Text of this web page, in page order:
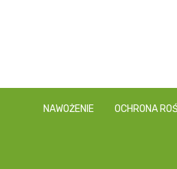
NAWOŻENIE OCHRONA